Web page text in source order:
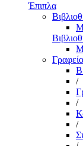
Έπιπλα
Γραφείο
/
/
/